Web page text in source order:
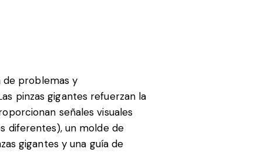
de problemas y
pinzas gigantes refuerzan la
señales visuales
diferentes), un molde de
gigantes y una guía de